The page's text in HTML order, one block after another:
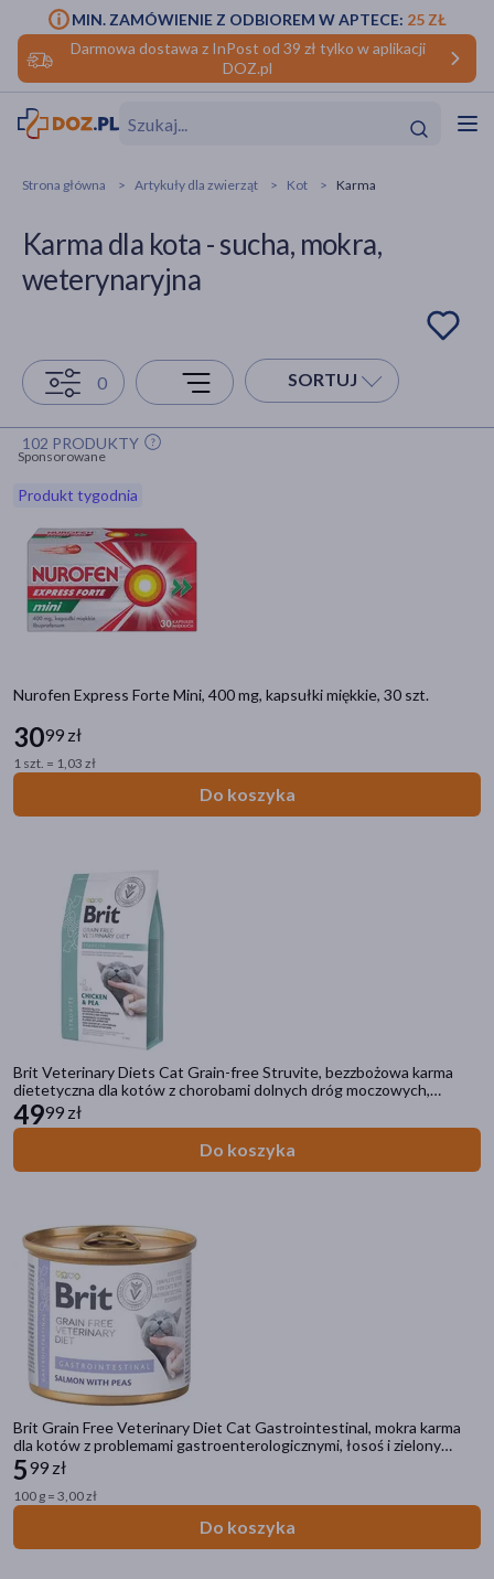
Darmowa dostawa z InPost od 39 zł tylko w aplikacji
DOZ.pl
MIN. ZAMÓWIENIE Z ODBIOREM W APTECE: 25 ZŁ
Hit
Hit
makijażu
Hit
Strona główna Artykuły dla zwierząt Kot Karma
Karma dla kota - sucha, mokra,
weterynaryjna
0 SORTUJ
102 PRODUKTY
Sponsorowane
Produkt tygodnia
Nurofen Express Forte Mini, 400 mg, kapsułki miękkie, 30 szt.
3099 zł
1 szt. = 1,03 zł
Do koszyka
Brit Veterinary Diets Cat Grain-free Struvite, bezzbożowa karma
dietetyczna dla kotów z chorobami dolnych dróg moczowych,
kurczak i groszek, 2 kg
4999 zł
Do koszyka
Brit Grain Free Veterinary Diet Cat Gastrointestinal, mokra karma
dla kotów z problemami gastroenterologicznymi, łosoś i zielony
groszek, 200 g
599 zł
100 g = 3,00 zł
Do koszyka